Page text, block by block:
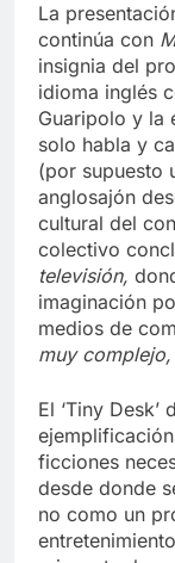
La
continúa con
insignia del
idioma inglés
Guaripolo y la
solo habla y
(por supuesto
anglosajón
cultural del
colectivo
televisión,
imaginación
medios de
muy
El ‘Tiny
ficciones
desde donde
no como un